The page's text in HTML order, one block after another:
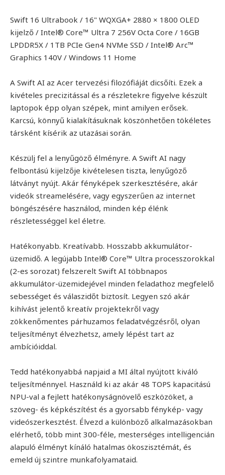
Swift 16 Ultrabook / 16" WQXGA+ 2880 × 1800 OLED
kijelző / Intel® Core™ Ultra 7 256V Octa Core / 16GB
LPDDR5X / 1TB PCIe Gen4 NVMe SSD / Intel® Arc™
Graphics 140V / Windows 11 Home
A Swift AI az Acer tervezési filozófiáját dicsőíti. Ezek a
kivételes precizitással és a részletekre figyelve készült
laptopok épp olyan szépek, mint amilyen erősek.
Karcsú, könnyű kialakításuknak köszönhetően tökéletes
társként kísérik az utazásai során.
Készülj fel a lenyűgöző élményre. A Swift AI nagy
felbontású kijelzője kivételesen tiszta, lenyűgöző
látványt nyújt. Akár fényképek szerkesztésére, akár
videók streamelésére, vagy egyszerűen az internet
böngészésére használod, minden kép élénk
részletességgel kel életre.
Hatékonyabb. Kreatívabb. Hosszabb akkumulátor-
üzemidő. A legújabb Intel® Core™ Ultra processzorokkal
(2-es sorozat) felszerelt Swift AI többnapos
akkumulátor-üzemidejével minden feladathoz megfelelő
sebességet és válaszidőt biztosít. Legyen szó akár
kihívást jelentő kreatív projektekről vagy
zökkenőmentes párhuzamos feladatvégzésről, olyan
teljesítményt élvezhetsz, amely lépést tart az
ambícióiddal.
Tedd hatékonyabbá napjaid a MI által nyújtott kiváló
teljesítménnyel. Használd ki az akár 48 TOPS kapacitású
NPU-val a fejlett hatékonyságnövelő eszközöket, a
szöveg- és képkészítést és a gyorsabb fénykép- vagy
videószerkesztést. Élvezd a különböző alkalmazásokban
elérhető, több mint 300-féle, mesterséges intelligencián
alapuló élményt kínáló hatalmas ökoszisztémát, és
emeld új szintre munkafolyamataid.